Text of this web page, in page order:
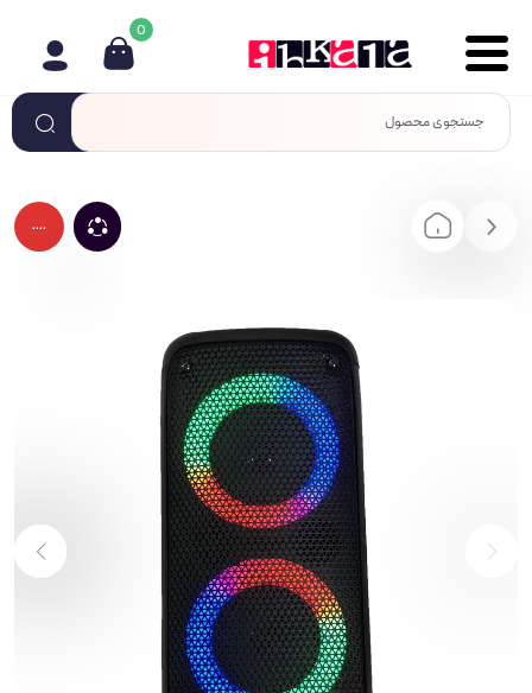
0
....